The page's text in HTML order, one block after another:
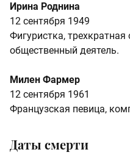
Ирина Роднина
12 сентября 1949
Фигуристка,
общественный деятель.
Милен Фармер
12 сентября 1961
Французская певица,
Даты смерти